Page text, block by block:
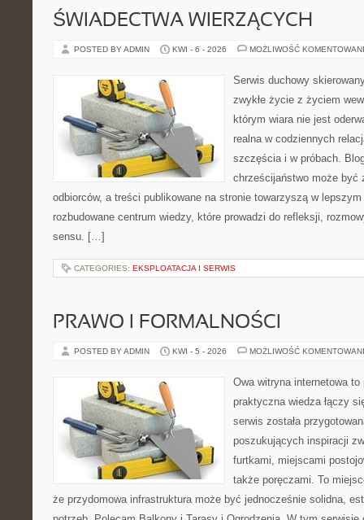
ŚWIADECTWA WIERZĄCYCH
POSTED BY ADMIN KWI - 6 - 2026 MOŻLIWOŚĆ
Serwis duchowy
zwykłe życie z życiem
którym wiara nie jest
realna w codziennych
szczęścia i w próbach.
chrześcijaństwo może być
odbiorców, a treści publikowane na stronie towarzyszą w
rozbudowane centrum wiedzy, które prowadzi do refleksji,
sensu. […]
CATEGORIES: EKSPLOATACJA I SERWIS
PRAWO I FORMALNOŚCI
POSTED BY ADMIN KWI - 5 - 2026 MOŻLIWOŚĆ
Owa witryna internetowa
praktyczna wiedza łączy
serwis została
poszukujących inspiracji
furtkami, miejscami
także poręczami. To
że przydomowa infrastruktura może być jednocześnie solidna,